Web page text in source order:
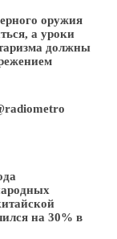
оружия
а уроки
должны
на 30% в